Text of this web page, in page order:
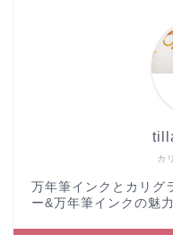
カ
万年筆インクとカリグ
ー&万年筆インクの魅